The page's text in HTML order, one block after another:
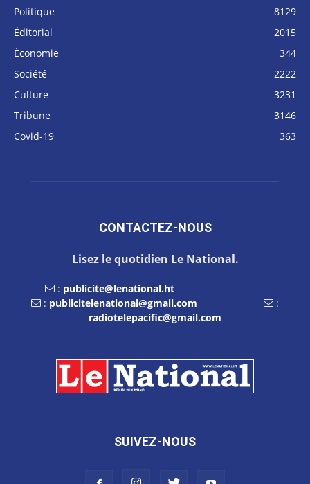
Politique
8129
Éditorial
2015
Économie
344
Société
2222
Culture
3231
Tribune
3146
Covid-19
363
CONTACTEZ-NOUS
Lisez le quotidien Le National.
: publicite@lenational.ht
: publicitelenational@gmail.com
:
radiotelepacific@gmail.com
SUIVEZ-NOUS